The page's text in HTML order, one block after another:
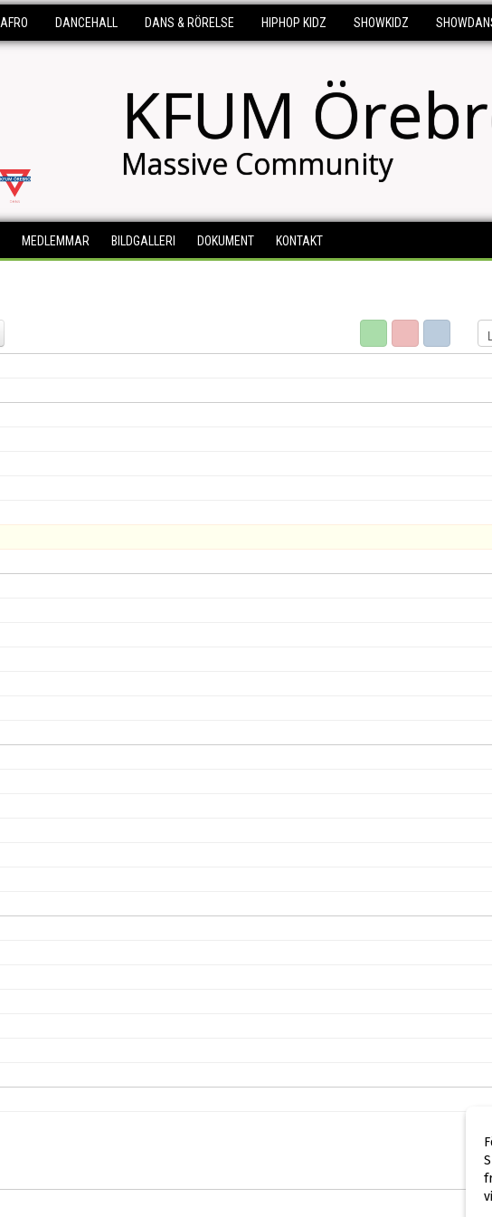
AFRO DANCEHALL DANS & RÖRELSE HIPHOP KIDZ SHOWKIDZ
KFUM
Massive Community
MEDLEMMAR BILDGALLERI DOKUMENT KONTAKT